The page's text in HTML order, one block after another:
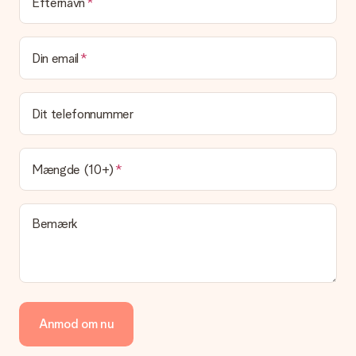
leveringsomkostninger
Kan jeg vælge en leveringsdato?
Det er ikke muligt at vælge en bestemt leveringsdato.
Hvad er leveringstiden, og hvornår modtager jeg min
gave?
Leveringstiden findes på gavens produktside. Du kan stole på,
at vores postfirma leverer din gave på denne dag.
Hvilke leveringsmuligheder kan jeg vælge?
I øjeblikket er det ikke (endnu) muligt at vælge en
leveringsindstilling. Den gave, du vil bestille, sendes enten som
en pakke eller som postkasse levering. Vil du gerne vide
hvilken måde din ordre sendes på? Kontakt venligst vores
Vi tilbyder følgende betalingsmetoder: Dankort, Paypal,
kreditkort, faktura via Klarna eller bankoverførsel. I tilfælde af
manuel betaling overførsel, skal du tage højde for en ekstra 3
Din email
Dit telefonnummer
Mængde (10+)
Bemærk
Anmod om nu